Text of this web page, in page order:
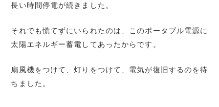
長い時間停電が続きました。
それでも慌てずにいられたのは、このポータブル電源に
太陽エネルギー蓄電してあったからです。
扇風機をつけて、灯りをつけて、電気が復旧するのを待
ちました。